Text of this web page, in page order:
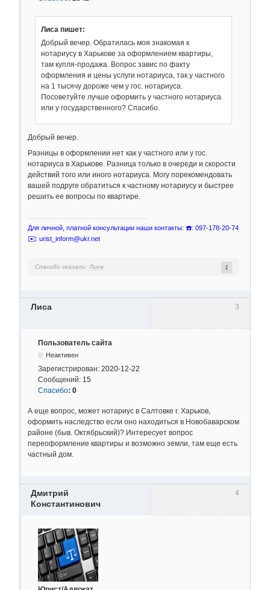
Лиса пишет:
Добрый вечер. Обратилась моя знакомая к
нотариусу в Харькове за оформлением квартиры,
там купля-продажа. Вопрос завис по факту
оформления и цены услуги нотариуса, так у частного
на 1 тысячу дороже чем у гос. нотариуса.
Посоветуйте лучше оформить у частного нотариуса
или у государственного? Спасибо.
Добрый вечер.
Разницы в оформлении нет как у частного или у гос.
нотариуса в Харькове. Разница только в очереди и скорости
действий того или иного нотариуса. Могу порекомендовать
вашей подруге обратиться к частному нотариусу и быстрее
решить ее вопросы по квартире.
Для личной, платной консультации наши контакты: ☎️: 097-178-20-74
✉️: urist_inform@ukr.net
Спасибо сказали: Лиса 1
3
Лиса
Пользователь сайта
Неактивен
Зарегистрирован: 2020-12-22
Сообщений: 15
Спасибо: 0
А еще вопрос, может нотариус в Салтовке г. Харьков,
оформить наследство если оно находиться в Новобаварском
районе (быв. Октябрьский)? Интересует вопрос
переоформление квартиры и возможно земли, там еще есть
частный дом.
4
Дмитрий
Константинович